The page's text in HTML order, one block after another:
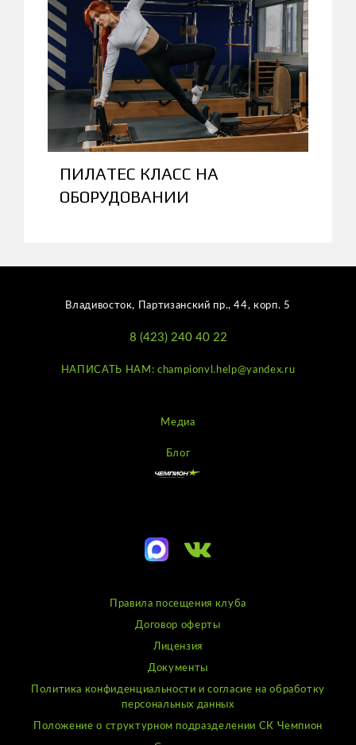
ПИЛАТЕС КЛАСС НА
ОБОРУДОВАНИИ
Владивосток, Партизанский пр., 44, корп. 5
8 (423) 240 40 22
НАПИСАТЬ НАМ: championvl.help@yandex.ru
Медиа
Блог
Правила посещения клуба
Договор оферты
Лицензия
Документы
Политика конфиденциальности и согласие на обработку
персональных данных
Положение о структурном подразделении СК Чемпион